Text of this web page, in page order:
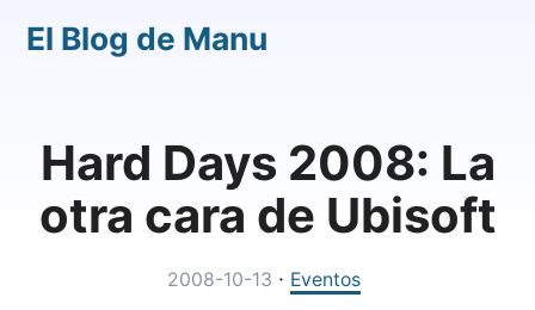
El Blog de Manu
Hard Days 2008: La
otra cara de Ubisoft
2008-10-13 · Eventos